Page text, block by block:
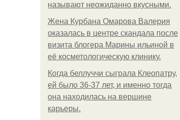
называют неожиданно вкусными.
Жена Курбана Омарова Валерия
оказалась в центре скандала после
визита блогера Марины ильиной в
её косметологическую клинику.
Когда беллуччи сыграла Клеопатру,
ей было 36-37 лет, и именно тогда
она находилась на вершине
карьеры.